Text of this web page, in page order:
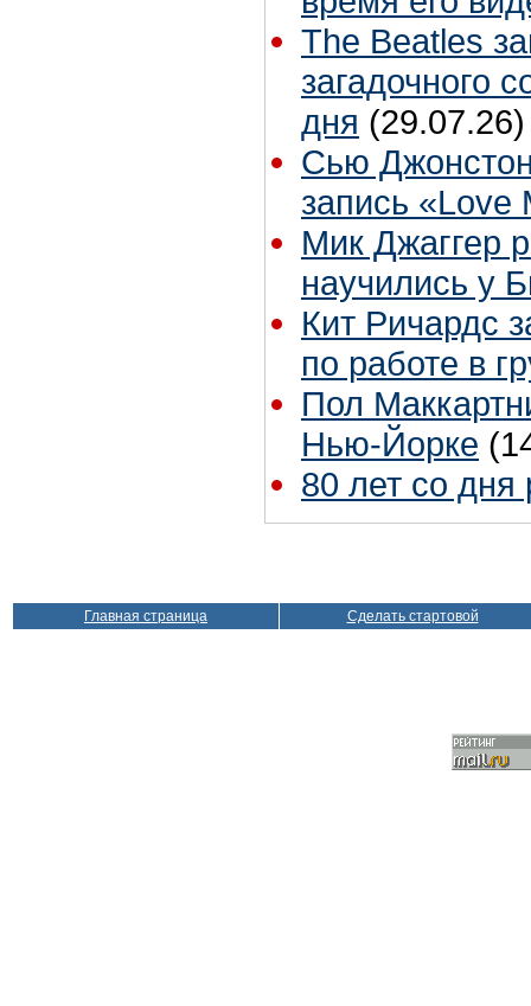
The Beatles
загадочного
дня (29.07.26)
Сью
запись «Love
Мик Джаггер
научились у
Кит Ричардс
по работе в
Пол
Нью-Йорке
80 лет со
Главная страница Сделать стартовой